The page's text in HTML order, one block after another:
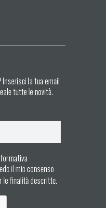
la tua email
tutte le novità.
il mio consenso
le finalità descritte.